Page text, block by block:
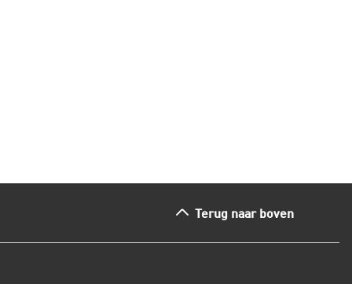
Terug naar boven